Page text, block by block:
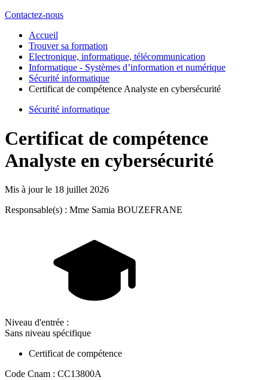
Contactez-nous
Accueil
Trouver sa formation
Electronique, informatique, télécommunication
Informatique - Systèmes d’information et numérique
Sécurité informatique
Certificat de compétence Analyste en cybersécurité
Sécurité informatique
Certificat de compétence
Analyste en cybersécurité
Mis à jour le 18 juillet 2026
Responsable(s) : Mme Samia BOUZEFRANE
Niveau d'entrée :
Sans niveau spécifique
Certificat de compétence
Code Cnam : CC13800A